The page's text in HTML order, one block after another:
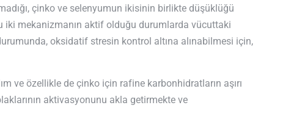
çinko ve selenyumun ikisinin birlikte düşüklüğü
iki mekanizmanın aktif olduğu durumlarda vücuttaki
oksidatif stresin kontrol altına alınabilmesi için,
ve özellikle de çinko için rafine karbonhidratların aşırı
aktivasyonunu akla getirmekte ve